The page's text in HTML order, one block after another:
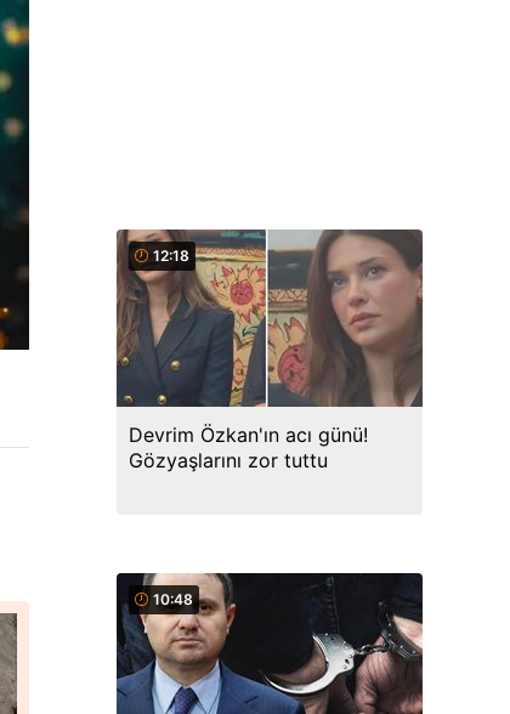
12:18
Devrim Özkan'ın acı günü!
Gözyaşlarını zor tuttu
10:48